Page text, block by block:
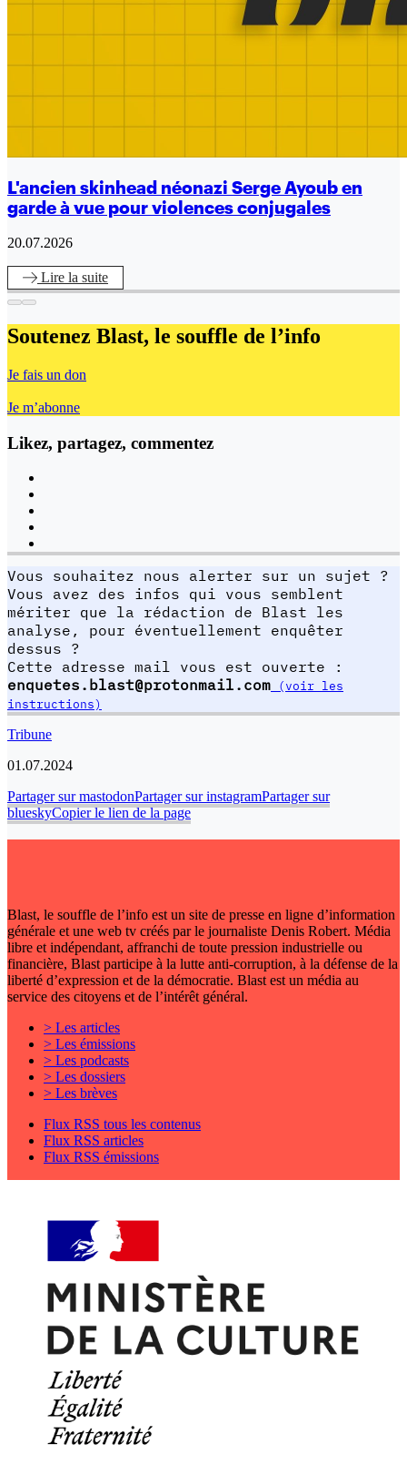
L'ancien skinhead néonazi Serge Ayoub en
garde à vue pour violences conjugales
20.07.2026
Lire la suite
Soutenez Blast, le souffle de l’info
Je fais un don
Je m’abonne
Likez, partagez, commentez
Vous souhaitez nous alerter sur un sujet ?
Vous avez des infos qui vous semblent
mériter que la rédaction de Blast les
analyse, pour éventuellement enquêter
dessus ?
Cette adresse mail vous est ouverte :
enquetes.blast@protonmail.com (voir les
instructions)
Tribune
01.07.2024
Partager sur mastodonPartager sur instagramPartager sur
blueskyCopier le lien de la page
Blast, le souffle de l’info est un site de presse en ligne d’information
générale et une web tv créés par le journaliste Denis Robert. Média
libre et indépendant, affranchi de toute pression industrielle ou
financière, Blast participe à la lutte anti-corruption, à la défense de la
liberté d’expression et de la démocratie. Blast est un média au
service des citoyens et de l’intérêt général.
> Les articles
> Les émissions
> Les podcasts
> Les dossiers
> Les brèves
Flux RSS tous les contenus
Flux RSS articles
Flux RSS émissions